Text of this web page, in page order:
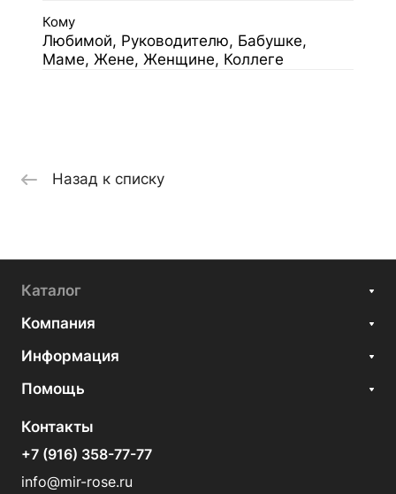
Кому
Любимой, Руководителю, Бабушке,
Маме, Жене, Женщине, Коллеге
Назад к списку
Каталог
Компания
Информация
Помощь
Контакты
+7 (916) 358-77-77
info@mir-rose.ru